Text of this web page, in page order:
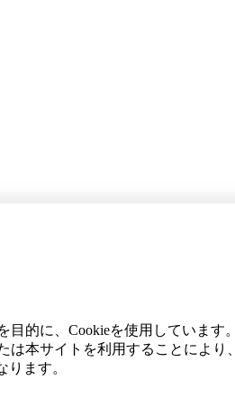
的に、Cookieを使用しています。
本サイトを利用することにより、
ります。